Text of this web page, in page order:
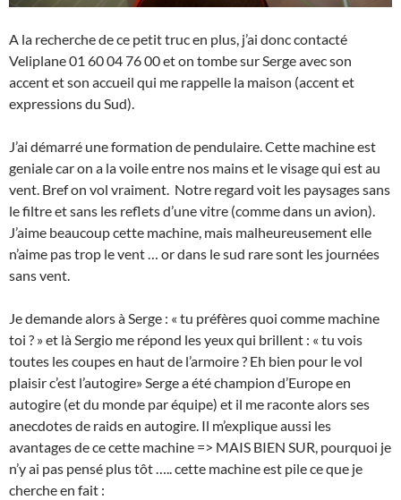
A la recherche de ce petit truc en plus, j’ai donc contacté
Veliplane 01 60 04 76 00 et on tombe sur Serge avec son
accent et son accueil qui me rappelle la maison (accent et
expressions du Sud).
J’ai démarré une formation de pendulaire. Cette machine est
geniale car on a la voile entre nos mains et le visage qui est au
vent. Bref on vol vraiment. Notre regard voit les paysages sans
le filtre et sans les reflets d’une vitre (comme dans un avion).
J’aime beaucoup cette machine, mais malheureusement elle
n’aime pas trop le vent … or dans le sud rare sont les journées
sans vent.
Je demande alors à Serge : « tu préfères quoi comme machine
toi ? » et là Sergio me répond les yeux qui brillent : « tu vois
toutes les coupes en haut de l’armoire ? Eh bien pour le vol
plaisir c’est l’autogire» Serge a été champion d’Europe en
autogire (et du monde par équipe) et il me raconte alors ses
anecdotes de raids en autogire. Il m’explique aussi les
avantages de ce cette machine => MAIS BIEN SUR, pourquoi je
n’y ai pas pensé plus tôt ….. cette machine est pile ce que je
cherche en fait :